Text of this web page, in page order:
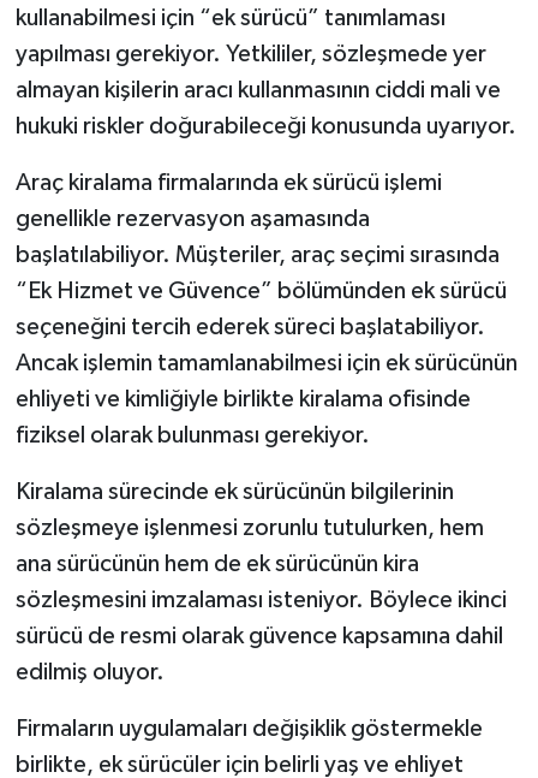
kullanabilmesi için “ek sürücü” tanımlaması
yapılması gerekiyor. Yetkililer, sözleşmede yer
almayan kişilerin aracı kullanmasının ciddi mali ve
hukuki riskler doğurabileceği konusunda uyarıyor.
Araç kiralama firmalarında ek sürücü işlemi
genellikle rezervasyon aşamasında
başlatılabiliyor. Müşteriler, araç seçimi sırasında
“Ek Hizmet ve Güvence” bölümünden ek sürücü
seçeneğini tercih ederek süreci başlatabiliyor.
Ancak işlemin tamamlanabilmesi için ek sürücünün
ehliyeti ve kimliğiyle birlikte kiralama ofisinde
fiziksel olarak bulunması gerekiyor.
Kiralama sürecinde ek sürücünün bilgilerinin
sözleşmeye işlenmesi zorunlu tutulurken, hem
ana sürücünün hem de ek sürücünün kira
sözleşmesini imzalaması isteniyor. Böylece ikinci
sürücü de resmi olarak güvence kapsamına dahil
edilmiş oluyor.
Firmaların uygulamaları değişiklik göstermekle
birlikte, ek sürücüler için belirli yaş ve ehliyet